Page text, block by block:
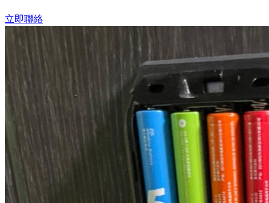
立即聯絡